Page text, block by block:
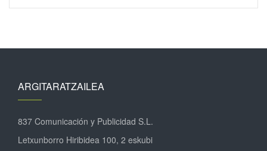
ARGITARATZAILEA
837 Comunicación y Publicidad S.L.
Letxunborro Hiribidea 100, 2 eskubi